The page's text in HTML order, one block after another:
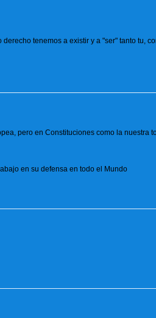
tenemos a existir y a "ser" tanto tu,
pero en Constituciones como la nuestra
en su defensa en todo el Mundo